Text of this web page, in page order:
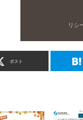
リシ
ポスト